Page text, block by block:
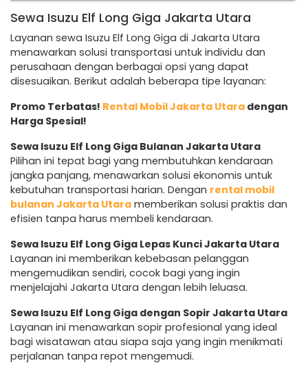
Sewa Isuzu Elf Long Giga Jakarta Utara
Layanan sewa Isuzu Elf Long Giga di Jakarta Utara
menawarkan solusi transportasi untuk individu dan
perusahaan dengan berbagai opsi yang dapat
disesuaikan. Berikut adalah beberapa tipe layanan:
Promo Terbatas! Rental Mobil Jakarta Utara dengan
Harga Spesial!
Sewa Isuzu Elf Long Giga Bulanan Jakarta Utara
Pilihan ini tepat bagi yang membutuhkan kendaraan
jangka panjang, menawarkan solusi ekonomis untuk
kebutuhan transportasi harian. Dengan rental mobil
bulanan Jakarta Utara memberikan solusi praktis dan
efisien tanpa harus membeli kendaraan.
Sewa Isuzu Elf Long Giga Lepas Kunci Jakarta Utara
Layanan ini memberikan kebebasan pelanggan
mengemudikan sendiri, cocok bagi yang ingin
menjelajahi Jakarta Utara dengan lebih leluasa.
Sewa Isuzu Elf Long Giga dengan Sopir Jakarta Utara
Layanan ini menawarkan sopir profesional yang ideal
bagi wisatawan atau siapa saja yang ingin menikmati
perjalanan tanpa repot mengemudi.